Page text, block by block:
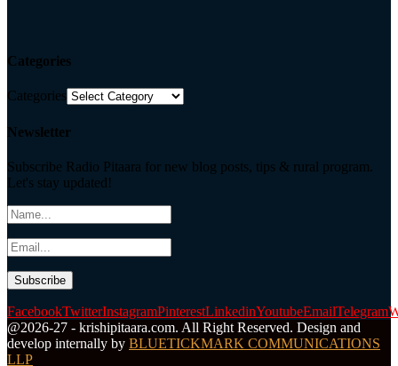
Categories
Categories
Newsletter
Subscribe Radio Pitaara for new blog posts, tips & rural program.
Let's stay updated!
FacebookTwitterInstagramPinterestLinkedinYoutubeEmailTelegram
@2026-27 - krishipitaara.com. All Right Reserved. Design and
develop internally by BLUETICKMARK COMMUNICATIONS
LLP